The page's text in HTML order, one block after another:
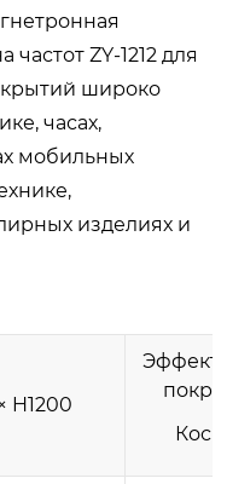
ZY-1212 для
широко
часах,
мобильных
изделиях и
H1200